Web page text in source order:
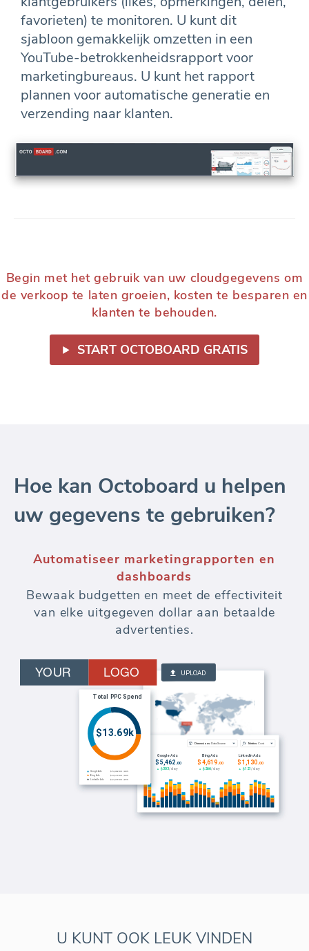
favorieten) te monitoren. U kunt dit
sjabloon gemakkelijk omzetten in een
YouTube-betrokkenheidsrapport voor
marketingbureaus. U kunt het rapport
plannen voor automatische generatie en
verzending naar klanten.
Begin met het gebruik van uw cloudgegevens om
de verkoop te laten groeien, kosten te besparen en
klanten te behouden.
START OCTOBOARD GRATIS
Hoe kan Octoboard u helpen
uw gegevens te gebruiken?
Keyword rank tracker
SEO keyword rank analyse - over meerdere
locaties, talen, domeinen. Volg wijzigingen
in de positie van zoekwoorden in de loop
van de tijd. Voeg concurrentiebewaking toe
klantenportaal.
U KUNT OOK LEUK VINDEN